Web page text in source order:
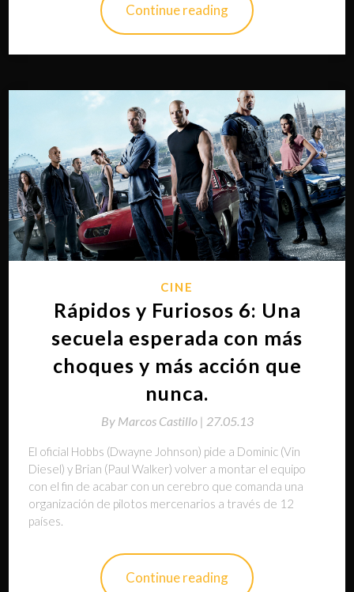
Continue reading
CINE
Rápidos y Furiosos 6: Una
secuela esperada con más
choques y más acción que
nunca.
By Marcos Castillo | 27.05.13
El oficial Hobbs (Dwayne Johnson) pide a Dominic (Vin
Diesel) y Brian (Paul Walker) volver a montar el equipo
con el fin de acabar con un cerebro que comanda una
organización de pilotos mercenarios a través de 12
países.
Continue reading